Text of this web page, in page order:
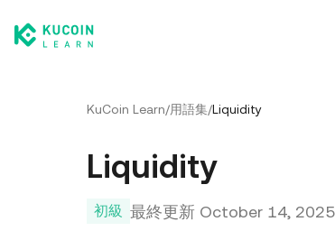
KuCoin Learn/用語集/Liquidity
Liquidity
初級 最終更新 October 14, 2025